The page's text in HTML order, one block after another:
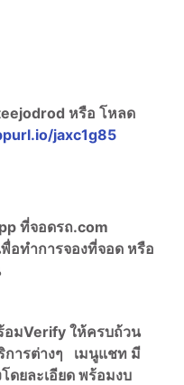
หรือ โหลด
jaxc1g85
ที่จอดรถ.com
พื่อทำการจองที่จอด หรือ
อมVerify ให้ครบถ้วน
การต่างๆ เมนูแชท มี
ดยละเอียด พร้อมงบ